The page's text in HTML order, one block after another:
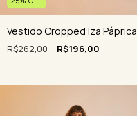
Vestido Cropped Iza Páprica
R$262,00 R$196,00